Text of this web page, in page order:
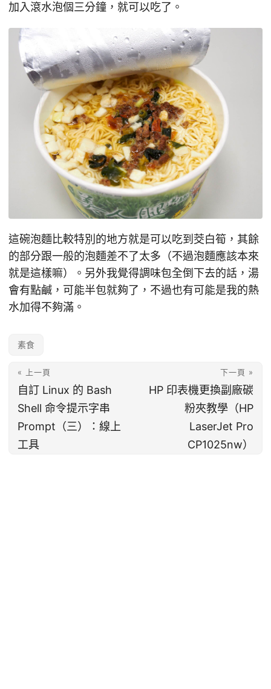
加入滾水泡個三分鐘，就可以吃了。
這碗泡麵比較特別的地方就是可以吃到茭白筍，其餘
的部分跟一般的泡麵差不了太多（不過泡麵應該本來
就是這樣嘛）。另外我覺得調味包全倒下去的話，湯
會有點鹹，可能半包就夠了，不過也有可能是我的熱
水加得不夠滿。
素食
« 上一頁
自訂 Linux 的 Bash
Shell 命令提示字串
Prompt（三）：線上
工具
下一頁 »
HP 印表機更換副廠碳
粉夾教學（HP
LaserJet Pro
CP1025nw）